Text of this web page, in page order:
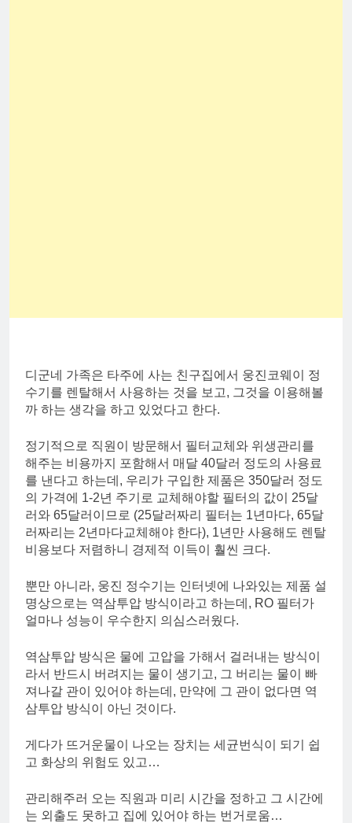
디군네 가족은 타주에 사는 친구집에서 웅진코웨이 정
수기를 렌탈해서 사용하는 것을 보고, 그것을 이용해볼
까 하는 생각을 하고 있었다고 한다.
정기적으로 직원이 방문해서 필터교체와 위생관리를
해주는 비용까지 포함해서 매달 40달러 정도의 사용료
를 낸다고 하는데, 우리가 구입한 제품은 350달러 정도
의 가격에 1-2년 주기로 교체해야할 필터의 값이 25달
러와 65달러이므로 (25달러짜리 필터는 1년마다, 65달
러짜리는 2년마다교체해야 한다), 1년만 사용해도 렌탈
비용보다 저렴하니 경제적 이득이 훨씬 크다.
뿐만 아니라, 웅진 정수기는 인터넷에 나와있는 제품 설
명상으로는 역삼투압 방식이라고 하는데, RO 필터가
얼마나 성능이 우수한지 의심스러웠다.
역삼투압 방식은 물에 고압을 가해서 걸러내는 방식이
라서 반드시 버려지는 물이 생기고, 그 버리는 물이 빠
져나갈 관이 있어야 하는데, 만약에 그 관이 없다면 역
삼투압 방식이 아닌 것이다.
게다가 뜨거운물이 나오는 장치는 세균번식이 되기 쉽
고 화상의 위험도 있고…
관리해주러 오는 직원과 미리 시간을 정하고 그 시간에
는 외출도 못하고 집에 있어야 하는 번거로움…